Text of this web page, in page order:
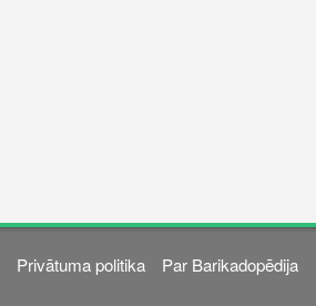
Privātuma politika Par Barikadopēdija